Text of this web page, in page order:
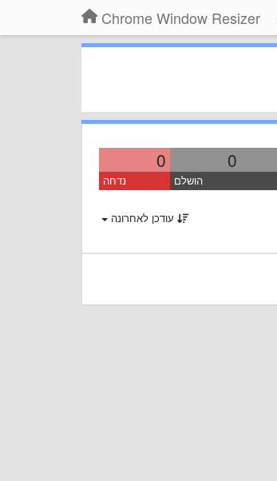
Chrome Window Resizer
0
0
הושלם נדחה
עודכן לאחרונה